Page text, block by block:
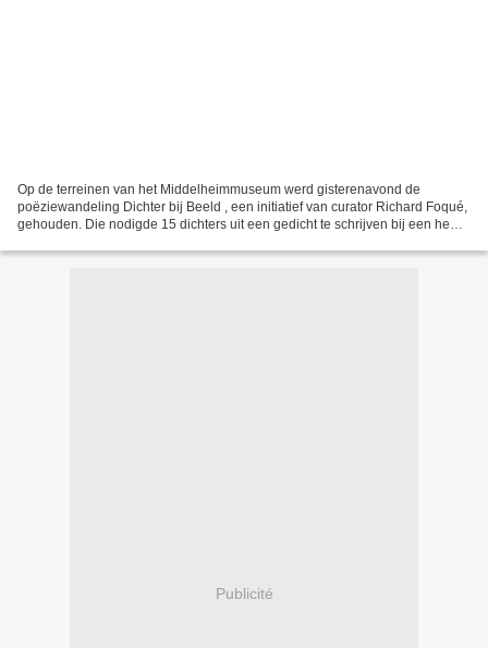
Op de terreinen van het Middelheimmuseum werd gisterenavond de
poëziewandeling Dichter bij Beeld , een initiatief van curator Richard Foqué,
gehouden. Die nodigde 15 dichters uit een gedicht te schrijven bij een hem
Publicité